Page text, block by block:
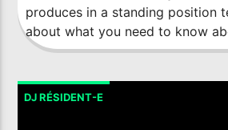
produces in a standing position
about what you need to know about
albums into a well established
his element. In the grand scheme
DJ RÉSIDENT-E